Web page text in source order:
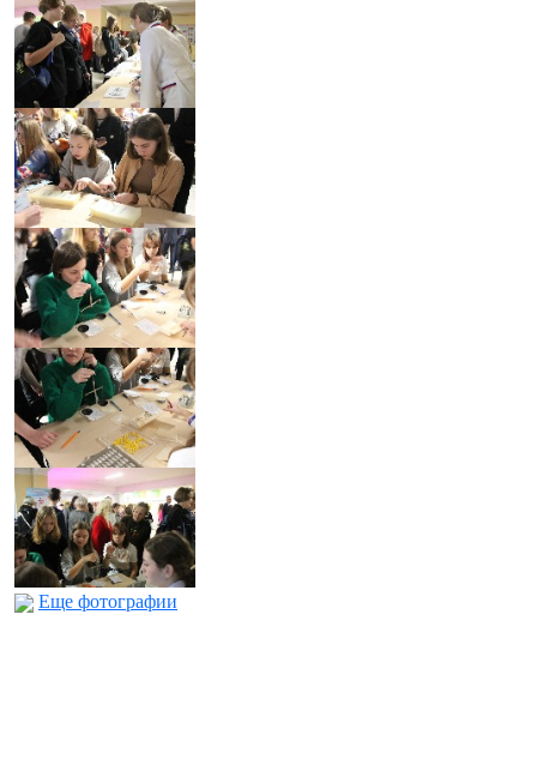
Еще фотографии